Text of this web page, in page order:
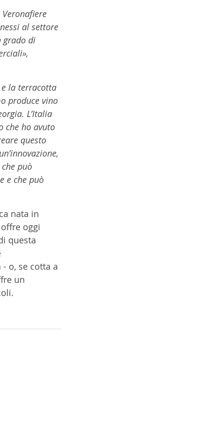
al settore
grado di
la terracotta
produce vino
L’Italia
che ho avuto
questo
può
e che può
nata in
oggi
questa
o, se cotta a
un